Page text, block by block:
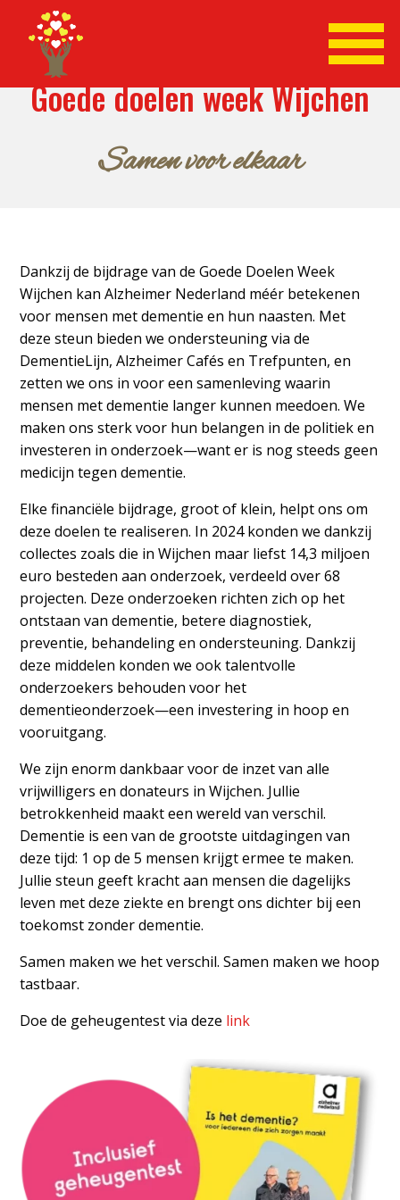
Goede doelen week Wijchen
Samen voor elkaar
Dankzij de bijdrage van de Goede Doelen Week
Wijchen kan Alzheimer Nederland méér betekenen
voor mensen met dementie en hun naasten. Met
deze steun bieden we ondersteuning via de
DementieLijn, Alzheimer Cafés en Trefpunten, en
zetten we ons in voor een samenleving waarin
mensen met dementie langer kunnen meedoen. We
maken ons sterk voor hun belangen in de politiek en
investeren in onderzoek—want er is nog steeds geen
medicijn tegen dementie.
Elke financiële bijdrage, groot of klein, helpt ons om
deze doelen te realiseren. In 2024 konden we dankzij
collectes zoals die in Wijchen maar liefst 14,3 miljoen
euro besteden aan onderzoek, verdeeld over 68
projecten. Deze onderzoeken richten zich op het
ontstaan van dementie, betere diagnostiek,
preventie, behandeling en ondersteuning. Dankzij
deze middelen konden we ook talentvolle
onderzoekers behouden voor het
dementieonderzoek—een investering in hoop en
vooruitgang.
We zijn enorm dankbaar voor de inzet van alle
vrijwilligers en donateurs in Wijchen. Jullie
betrokkenheid maakt een wereld van verschil.
Dementie is een van de grootste uitdagingen van
deze tijd: 1 op de 5 mensen krijgt ermee te maken.
Jullie steun geeft kracht aan mensen die dagelijks
leven met deze ziekte en brengt ons dichter bij een
toekomst zonder dementie.
Samen maken we het verschil. Samen maken we hoop
tastbaar.
Doe de geheugentest via deze link